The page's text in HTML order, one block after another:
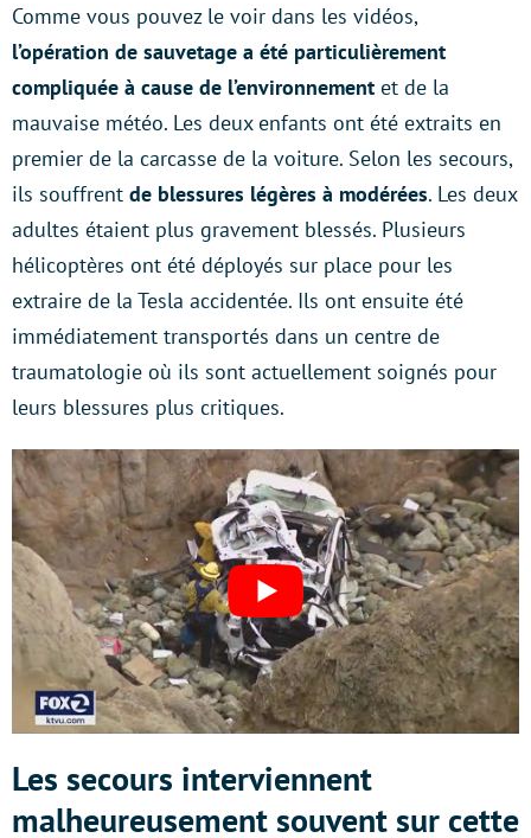
Comme vous pouvez le voir dans les vidéos,
l’opération de sauvetage a été particulièrement
compliquée à cause de l’environnement et de la
mauvaise météo. Les deux enfants ont été extraits en
premier de la carcasse de la voiture. Selon les secours,
ils souffrent de blessures légères à modérées. Les deux
adultes étaient plus gravement blessés. Plusieurs
hélicoptères ont été déployés sur place pour les
extraire de la Tesla accidentée. Ils ont ensuite été
immédiatement transportés dans un centre de
traumatologie où ils sont actuellement soignés pour
leurs blessures plus critiques.
Les secours interviennent
malheureusement souvent sur cette